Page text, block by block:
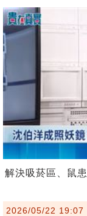
解決吸菸區、鼠
2026/05/22 19:07